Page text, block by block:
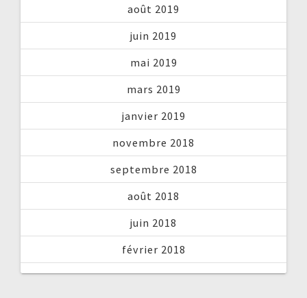
août 2019
juin 2019
mai 2019
mars 2019
janvier 2019
novembre 2018
septembre 2018
août 2018
juin 2018
février 2018